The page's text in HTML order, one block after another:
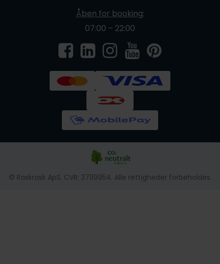
Åben for booking:
07:00 – 22:00
© Raskrask ApS. CVR: 37119954. Alle rettigheder forbeholdes.